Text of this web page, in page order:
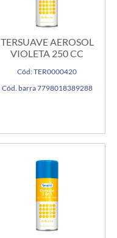
TERSUAVE AEROSOL
VIOLETA 250 CC
Cód: TER0000420
Cód. barra 7798018389288